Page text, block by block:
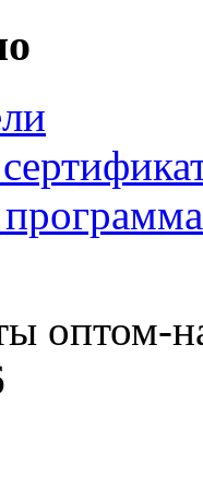
оптом-